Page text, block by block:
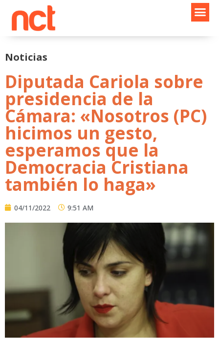
contenido
Noticias
Diputada Cariola sobre
presidencia de la
Cámara: «Nosotros (PC)
hicimos un gesto,
esperamos que la
Democracia Cristiana
también lo haga»
04/11/2022 9:51 AM